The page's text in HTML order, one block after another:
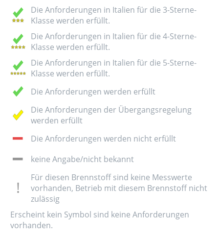
Die Anforderungen in Italien für die 3-Sterne-
Klasse werden erfüllt.
Die Anforderungen in Italien für die 4-Sterne-
Klasse werden erfüllt.
Die Anforderungen in Italien für die 5-Sterne-
Klasse werden erfüllt.
Die Anforderungen werden erfüllt
Die Anforderungen der Übergangsregelung
werden erfüllt
Die Anforderungen werden nicht erfüllt
keine Angabe/nicht bekannt
Für diesen Brennstoff sind keine Messwerte
vorhanden, Betrieb mit diesem Brennstoff nicht
zulässig
Erscheint kein Symbol sind keine Anforderungen
vorhanden.